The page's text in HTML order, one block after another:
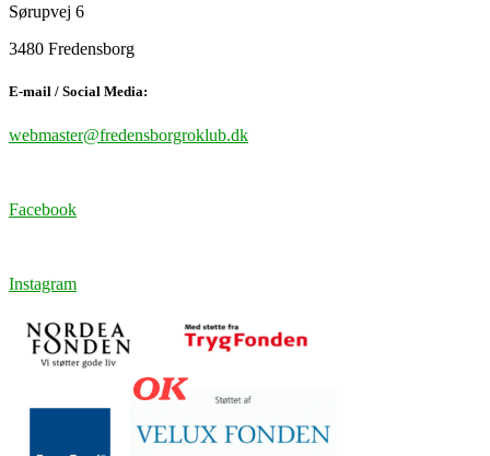
Sørupvej 6
3480 Fredensborg
E-mail / Social Media:
webmaster@fredensborgroklub.dk
Facebook
Instagram